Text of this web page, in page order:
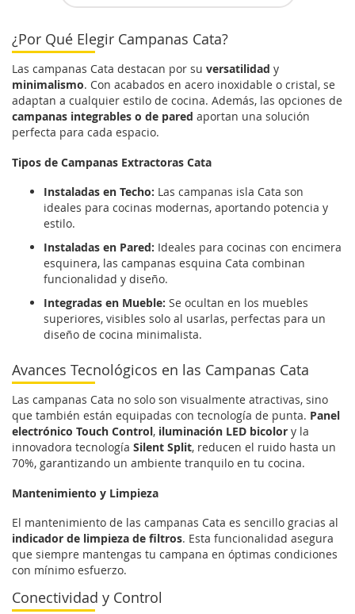
¿Por Qué Elegir Campanas Cata?
Las campanas Cata destacan por su versatilidad y
minimalismo. Con acabados en acero inoxidable o cristal, se
adaptan a cualquier estilo de cocina. Además, las opciones de
campanas integrables o de pared aportan una solución
perfecta para cada espacio.
Tipos de Campanas Extractoras Cata
Instaladas en Techo: Las campanas isla Cata son
ideales para cocinas modernas, aportando potencia y
estilo.
Instaladas en Pared: Ideales para cocinas con encimera
esquinera, las campanas esquina Cata combinan
funcionalidad y diseño.
Integradas en Mueble: Se ocultan en los muebles
superiores, visibles solo al usarlas, perfectas para un
diseño de cocina minimalista.
Avances Tecnológicos en las Campanas Cata
Las campanas Cata no solo son visualmente atractivas, sino
que también están equipadas con tecnología de punta. Panel
electrónico Touch Control, iluminación LED bicolor y la
innovadora tecnología Silent Split, reducen el ruido hasta un
70%, garantizando un ambiente tranquilo en tu cocina.
Mantenimiento y Limpieza
El mantenimiento de las campanas Cata es sencillo gracias al
indicador de limpieza de filtros. Esta funcionalidad asegura
que siempre mantengas tu campana en óptimas condiciones
con mínimo esfuerzo.
Conectividad y Control